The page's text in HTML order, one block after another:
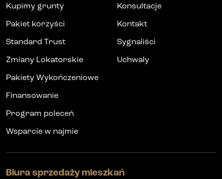
Kupimy grunty
Pakiet korzyści
Standard Trust
Zmiany Lokatorskie
Pakiety Wykończeniowe
Finansowanie
Program poleceń
Wsparcie w najmie
Konsultacje
Kontakt
Sygnaliści
Uchwały
Biura sprzedaży mieszkań